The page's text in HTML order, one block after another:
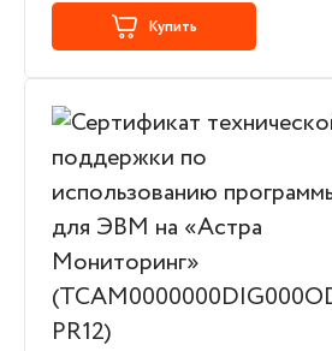
Купить